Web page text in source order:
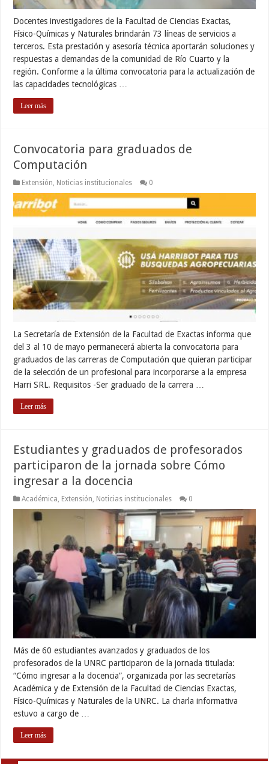
Docentes investigadores de la Facultad de Ciencias Exactas,
Físico-Químicas y Naturales brindarán 73 líneas de servicios a
terceros. Esta prestación y asesoría técnica aportarán soluciones y
respuestas a demandas de la comunidad de Río Cuarto y la
región. Conforme a la última convocatoria para la actualización de
las capacidades tecnológicas …
Leer más
Convocatoria para graduados de
Computación
Extensión, Noticias institucionales 0
La Secretaría de Extensión de la Facultad de Exactas informa que
del 3 al 10 de mayo permanecerá abierta la convocatoria para
graduados de las carreras de Computación que quieran participar
de la selección de un profesional para incorporarse a la empresa
Harri SRL. Requisitos -Ser graduado de la carrera …
Leer más
Estudiantes y graduados de profesorados
participaron de la jornada sobre Cómo
ingresar a la docencia
Académica, Extensión, Noticias institucionales 0
Más de 60 estudiantes avanzados y graduados de los
profesorados de la UNRC participaron de la jornada titulada:
“Cómo ingresar a la docencia”, organizada por las secretarías
Académica y de Extensión de la Facultad de Ciencias Exactas,
Físico-Químicas y Naturales de la UNRC. La charla informativa
estuvo a cargo de …
Leer más